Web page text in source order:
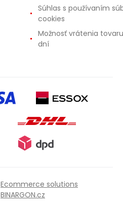
Súhlas s používaním
cookies
Možnosť vrátenia
dní
Ecommerce solutions
BINARGON.cz